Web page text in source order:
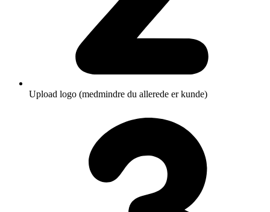
Upload logo (medmindre du allerede er kunde)